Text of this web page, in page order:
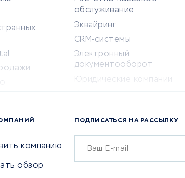
обслуживание
Эквайринг
CRM-системы
Электронный
документооборот
Юридические компании
Бухгалтерия онлайн
Онлайн-кассы
SERM
компанию
обзор
ПОДПИСАТЬСЯ НА РАССЫЛКУ